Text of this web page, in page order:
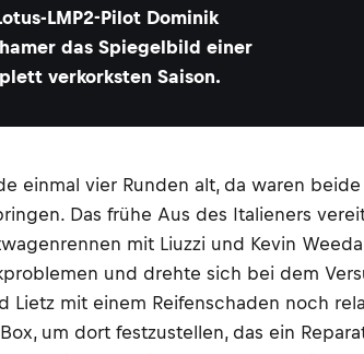
LMP2-Pilot Dominik
das Spiegelbild einer
verkorksten Saison.
einmal vier Runden alt, da waren
Das frühe Aus des Italieners
mit Liuzzi und Kevin
und drehte sich bei dem
Lietz mit einem Reifenschaden noch
um dort festzustellen, das ein